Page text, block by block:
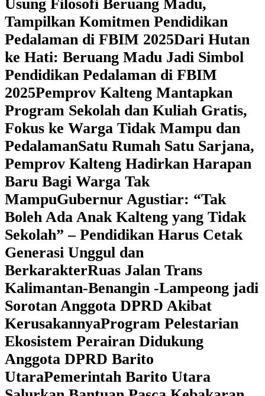
Usung Filosofi Beruang Madu,
Tampilkan Komitmen Pendidikan
Pedalaman di FBIM 2025‎Dari Hutan
ke Hati: Beruang Madu Jadi Simbol
Pendidikan Pedalaman di FBIM
2025‎Pemprov Kalteng Mantapkan
Program Sekolah dan Kuliah Gratis,
Fokus ke Warga Tidak Mampu dan
Pedalaman‎Satu Rumah Satu Sarjana,
Pemprov Kalteng Hadirkan Harapan
Baru Bagi Warga Tak
Mampu‎Gubernur Agustiar: “Tak
Boleh Ada Anak Kalteng yang Tidak
Sekolah” – Pendidikan Harus Cetak
Generasi Unggul dan
BerkarakterRuas Jalan Trans
Kalimantan-Benangin -Lampeong jadi
Sorotan Anggota DPRD Akibat
KerusakannyaProgram Pelestarian
Ekosistem Perairan Didukung
Anggota DPRD Barito
UtaraPemerintah Barito Utara